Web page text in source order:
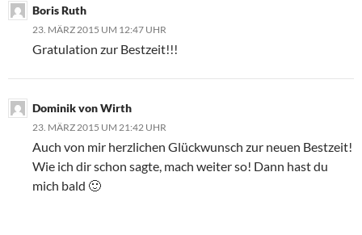
Boris Ruth
23. MÄRZ 2015 UM 12:47 UHR
Gratulation zur Bestzeit!!!
Dominik von Wirth
23. MÄRZ 2015 UM 21:42 UHR
Auch von mir herzlichen Glückwunsch zur neuen Bestzeit!
Wie ich dir schon sagte, mach weiter so! Dann hast du
mich bald 🙂